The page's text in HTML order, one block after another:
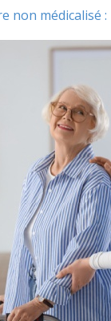
non médicalisé